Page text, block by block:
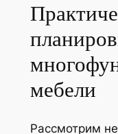
мебели
Рассмотрим